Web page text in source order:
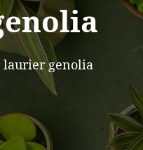
laurier genolia